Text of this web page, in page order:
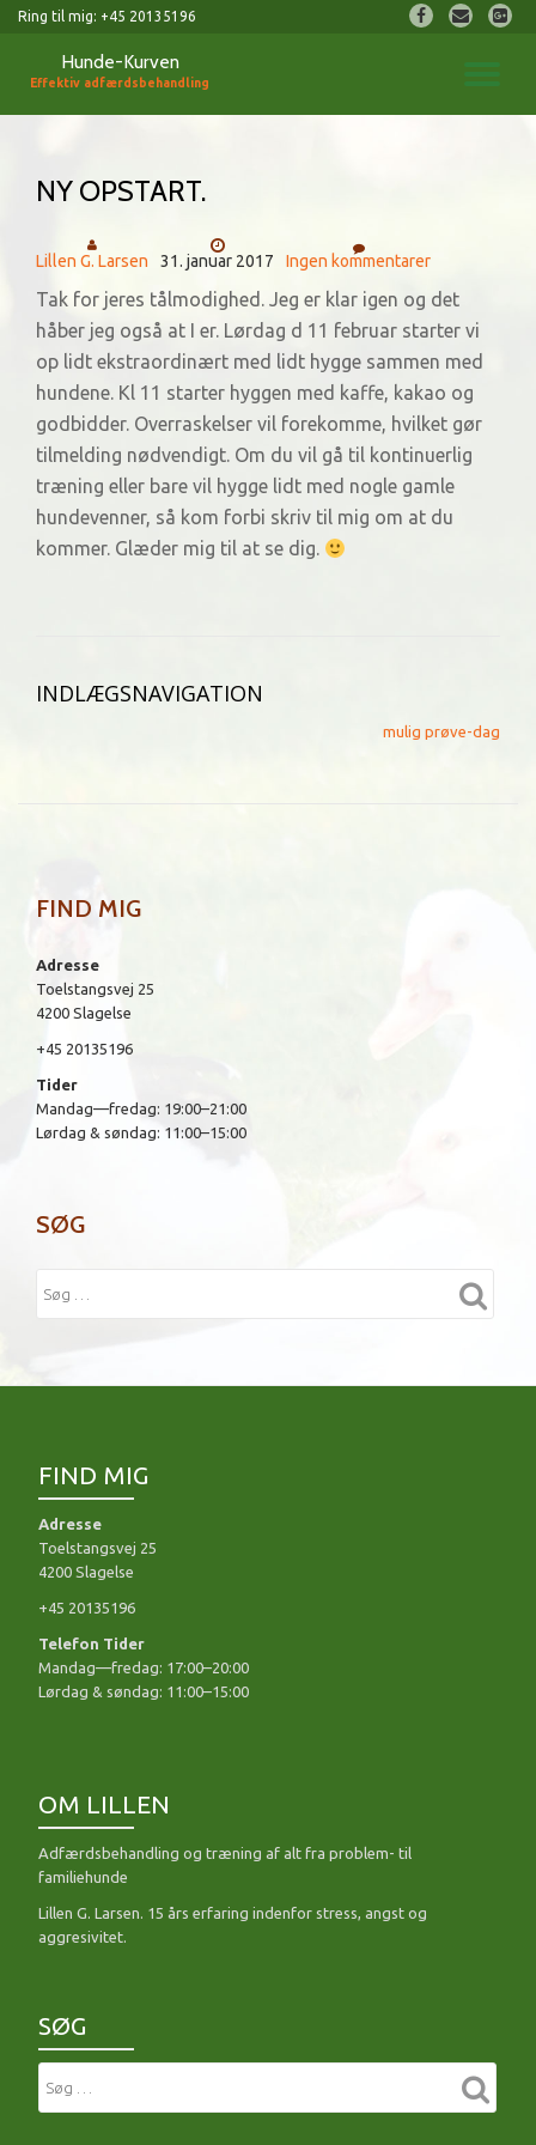
Ring til mig: +45 20135196
fa-
fa-
fa-
Hunde-Kurven
Effektiv adfærdsbehandling
NY OPSTART.
Lillen G. Larsen 31. januar 2017 Ingen kommentarer
Tak for jeres tålmodighed. Jeg er klar igen og det
håber jeg også at I er. Lørdag d 11 februar starter vi
op lidt ekstraordinært med lidt hygge sammen med
hundene. Kl 11 starter hyggen med kaffe, kakao og
godbidder. Overraskelser vil forekomme, hvilket gør
tilmelding nødvendigt. Om du vil gå til kontinuerlig
træning eller bare vil hygge lidt med nogle gamle
hundevenner, så kom forbi skriv til mig om at du
kommer. Glæder mig til at se dig.
INDLÆGSNAVIGATION
mulig prøve-dag
FIND MIG
Adresse
Toelstangsvej 25
4200 Slagelse
+45 20135196
Tider
Mandag—fredag: 19:00–21:00
Lørdag & søndag: 11:00–15:00
SØG
FIND MIG
Adresse
Toelstangsvej 25
4200 Slagelse
+45 20135196
Telefon Tider
Mandag—fredag: 17:00–20:00
Lørdag & søndag: 11:00–15:00
OM LILLEN
Adfærdsbehandling og træning af alt fra problem- til
familiehunde
Lillen G. Larsen. 15 års erfaring indenfor stress, angst og
aggresivitet.
SØG